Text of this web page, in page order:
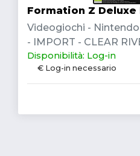
Formation Z Deluxe
Videogiochi -
- IMPORT - CLEAR
Disponibilità: Log-in
€ Log-in necessario